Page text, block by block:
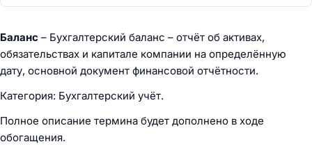
Баланс – Бухгалтерский баланс – отчёт об активах,
обязательствах и капитале компании на определённую
дату, основной документ финансовой отчётности.
Категория: Бухгалтерский учёт.
Полное описание термина будет дополнено в ходе
обогащения.